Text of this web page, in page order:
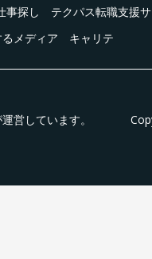
事探し テクパス転職支援
るメディア キャリテ
営しています。